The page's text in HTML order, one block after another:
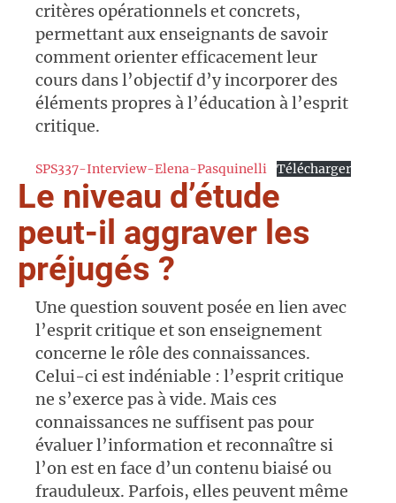
critères opérationnels et concrets,
permettant aux enseignants de savoir
comment orienter efficacement leur
cours dans l’objectif d’y incorporer des
éléments propres à l’éducation à l’esprit
critique.
SPS337-Interview-Elena-Pasquinelli Télécharger
Le niveau d’étude
peut-il aggraver les
préjugés ?
Une question souvent posée en lien avec
l’esprit critique et son enseignement
concerne le rôle des connaissances.
Celui-ci est indéniable : l’esprit critique
ne s’exerce pas à vide. Mais ces
connaissances ne suffisent pas pour
évaluer l’information et reconnaître si
l’on est en face d’un contenu biaisé ou
frauduleux. Parfois, elles peuvent même